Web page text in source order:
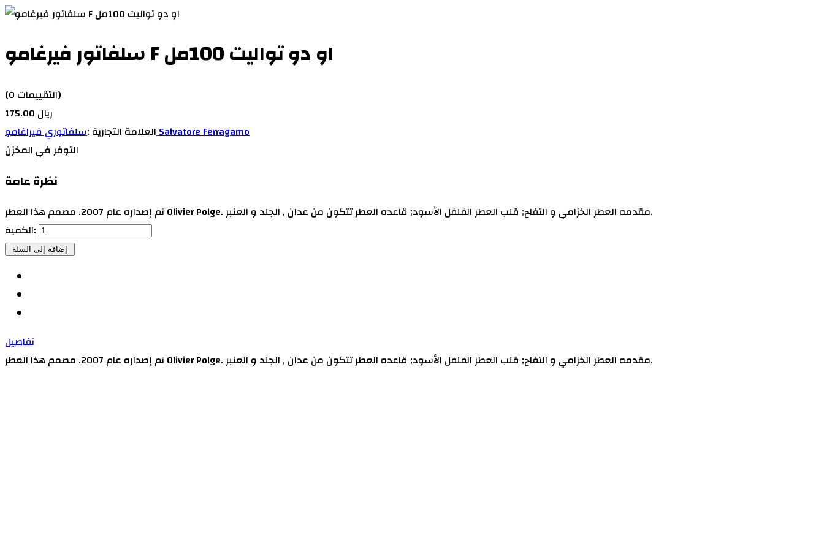
سلفاتور فيرغامو F او دو تواليت 100مل
(0 التقييمات)
175.00 ريال
العلامة التجارية :سلفاتوري فيراغامو Salvatore Ferragamo
التوفر في المخزن
نظرة عامة
تم إصداره عام 2007. مصمم هذا العطر Olivier Polge. مقدمه العطر الخزامي و التفاح; قلب العطر الفلفل الأسود; قاعده العطر تتكون من عدان , الجلد و العنبر.
الكمية:
تفاصيل
تم إصداره عام 2007. مصمم هذا العطر Olivier Polge. مقدمه العطر الخزامي و التفاح; قلب العطر الفلفل الأسود; قاعده العطر تتكون من عدان , الجلد و العنبر.